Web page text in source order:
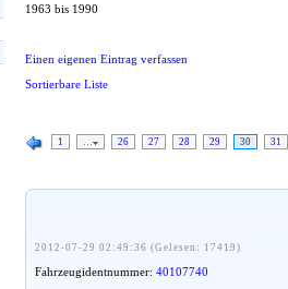
1963 bis 1990
Einen eigenen Eintrag verfassen
Sortierbare Liste
1 26 27 28 29 30 31
2012-07-29 02:49:36 (Gelesen: 17419)
Fahrzeugidentnummer: 40107740